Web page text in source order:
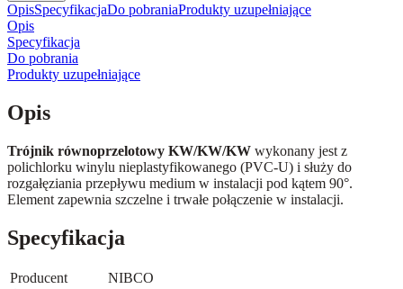
OpisSpecyfikacjaDo pobraniaProdukty uzupełniające
Opis
Specyfikacja
Do pobrania
Produkty uzupełniające
Opis
Trójnik równoprzelotowy KW/KW/KW wykonany jest z
polichlorku winylu nieplastyfikowanego (PVC-U) i służy do
rozgałęziania przepływu medium w instalacji pod kątem 90°.
Element zapewnia szczelne i trwałe połączenie w instalacji.
Specyfikacja
Producent
NIBCO